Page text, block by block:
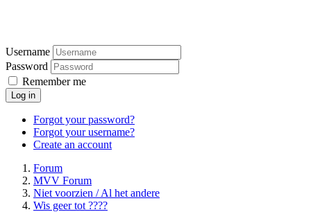
Username
Password
Remember me
Log in
Forgot your password?
Forgot your username?
Create an account
Forum
MVV Forum
Niet voorzien / Al het andere
Wis geer tot ????